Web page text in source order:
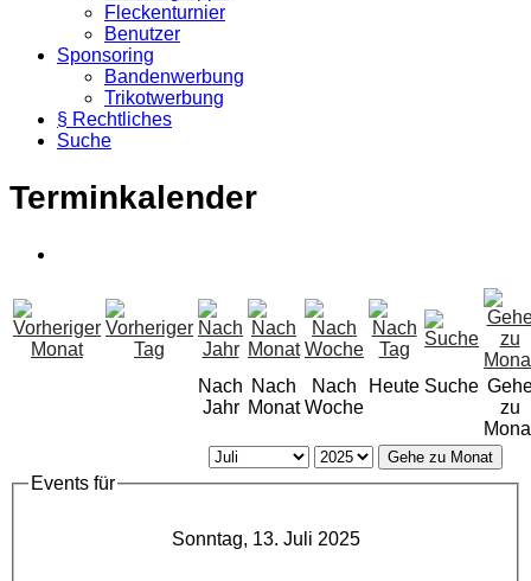
Fleckenturnier
Benutzer
Sponsoring
Bandenwerbung
Trikotwerbung
§ Rechtliches
Suche
Terminkalender
Nach
Jahr
Nach
Monat
Nach
Woche
Heute Suche
zu
Gehe zu Monat
Events für
Sonntag, 13. Juli 2025